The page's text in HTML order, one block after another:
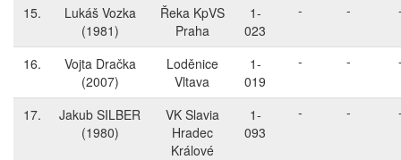
15.
Lukáš Vozka
(1981)
Řeka KpVS
Praha
1-
023
- -
16.
Vojta Dračka
(2007)
Loděnice
Vltava
1-
019
- -
17.
Jakub SILBER
(1980)
VK Slavia
Hradec
Králové
1-
093
- -